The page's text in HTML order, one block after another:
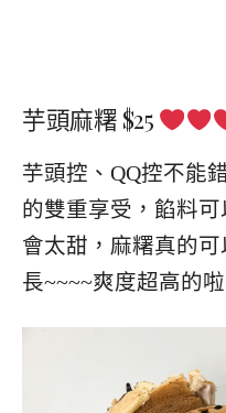
芋頭麻糬 $25
芋頭控、QQ控不能
的雙重享受，餡料
會太甜，麻糬真的
長~~~~爽度超高的啦